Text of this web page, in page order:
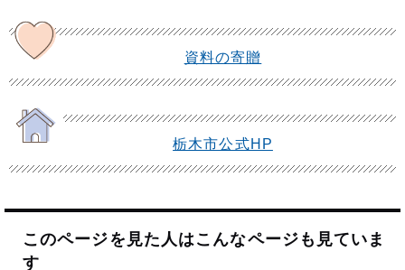
資料の寄贈
栃木市公式HP
このページを見た人はこんなページも見ていま
す